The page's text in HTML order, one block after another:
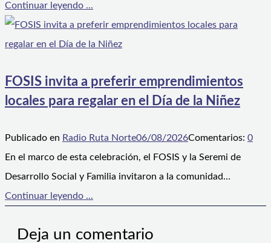
Continuar leyendo ...
FOSIS invita a preferir emprendimientos
locales para regalar en el Día de la Niñez
Publicado en Radio Ruta Norte06/08/2026Comentarios: 0
En el marco de esta celebración, el FOSIS y la Seremi de
Desarrollo Social y Familia invitaron a la comunidad…
Continuar leyendo ...
Deja un comentario